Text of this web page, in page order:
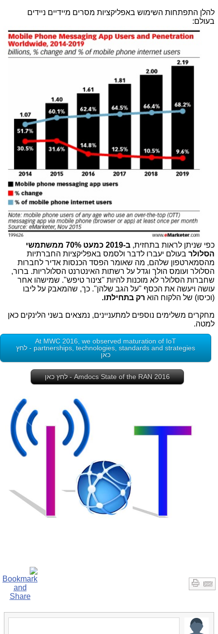
להלן התפתחות השימוש באפליקציות מסרים מיידיים ניידים
בעולם:
כפי שניתן לראות בתחזית,
ב-2019 כמעט 70% ממשתמשי
הסלולר בעולם יעברו לדבר ולסמס באפליקציות החברתיות
מהסמארטפון שלהם, מה שאומר הפסד הכנסות אדיר לחברות
הסלולר ועומס הולך וגדל על רשתות האינטרנט הסלולריות. ברור,
שחברות הסלולר לא מוכנות להיות "צינור טיפש". שמישהו אחר
עושה ויעשה את הכסף "על הגב שלהן". כך, שהמאבק על ליבו
(וכיסו) של הלקוח הוא רק בתחילתו.
מחקרים משלימים נוספים למתעניינים, נמצאים בשני הלינקים כאן
למטה.
At MWC 2016, we observed maturation of IoT
partnerships, technologies, standards and strategies - לחץ
כאן
Amdocs State of the RAN 2016 - לחץ כאן